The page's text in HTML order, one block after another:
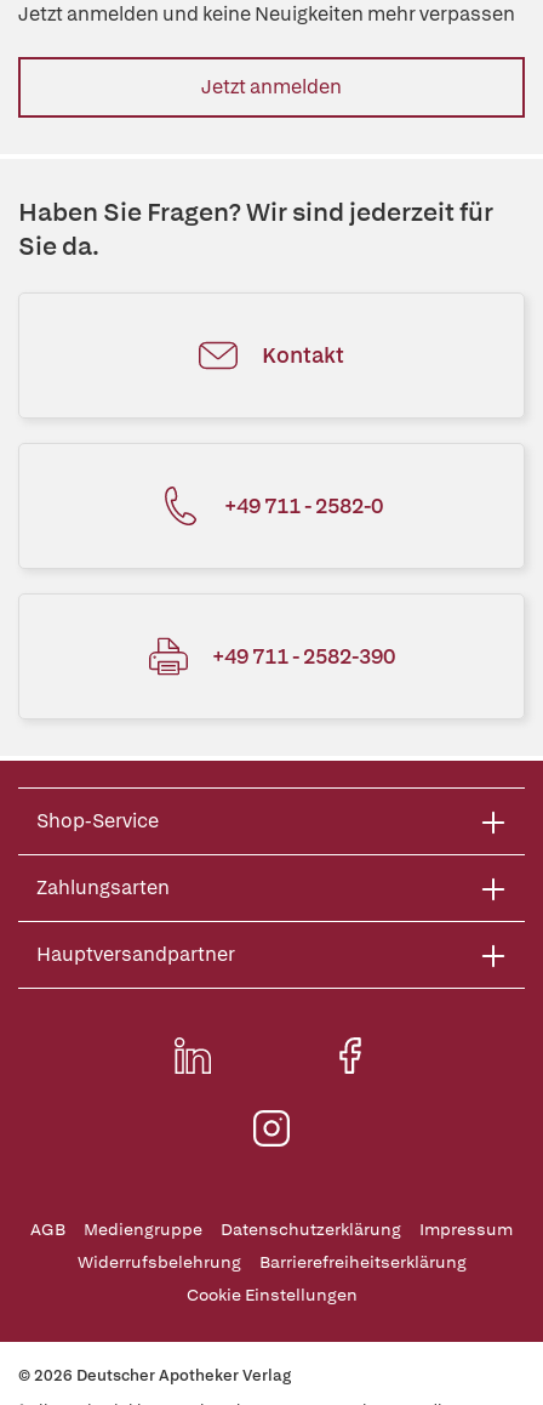
Jetzt anmelden und keine Neuigkeiten mehr verpassen
Jetzt anmelden
Haben Sie Fragen? Wir sind jederzeit für
Sie da.
Kontakt
+49 711 - 2582-0
+49 711 - 2582-390
Shop-Service
Zahlungsarten
Hauptversandpartner
AGB Mediengruppe Datenschutzerklärung
Impressum
Widerrufsbelehrung
Barrierefreiheitserklärung
Cookie Einstellungen
© 2026 Deutscher Apotheker Verlag